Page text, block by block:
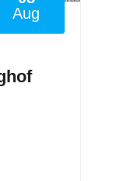
Aug